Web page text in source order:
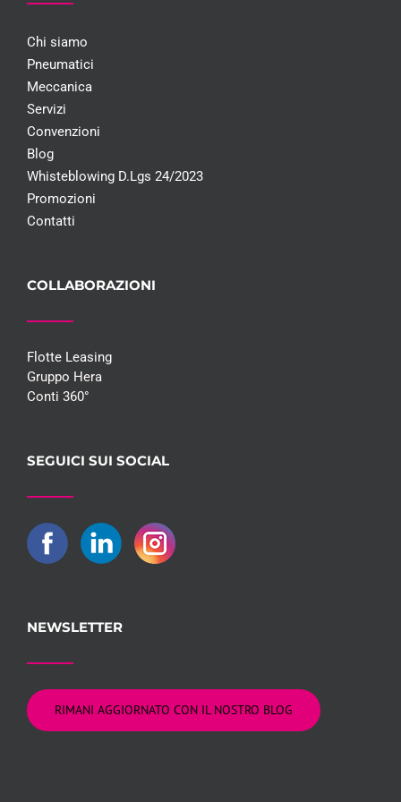
Chi siamo
Pneumatici
Meccanica
Servizi
Convenzioni
Blog
Whisteblowing D.Lgs 24/2023
Promozioni
Contatti
COLLABORAZIONI
Flotte Leasing
Gruppo Hera
Conti 360°
SEGUICI SUI SOCIAL
NEWSLETTER
RIMANI AGGIORNATO CON IL NOSTRO BLOG